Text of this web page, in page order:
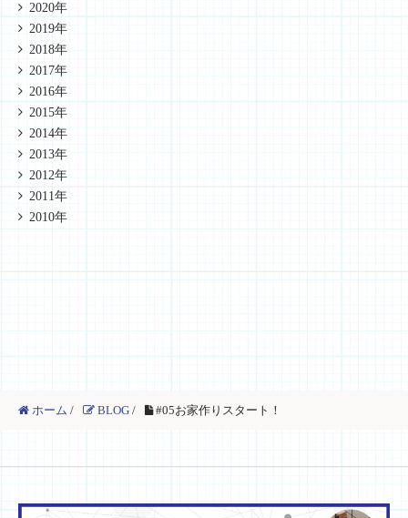
2020年
2019年
2018年
2017年
2016年
2015年
2014年
2013年
2012年
2011年
2010年
ホーム / BLOG / #05お家作りスタート！